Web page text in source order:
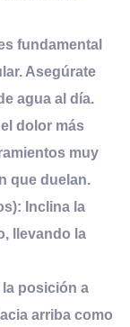
fundamental
Asegúrate
agua al día.
dolor más
muy
que duelan.
: Inclina la
llevando la
la posición a
arriba como